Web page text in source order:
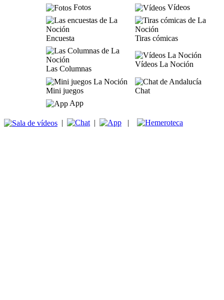
Fotos
Vídeos
Encuesta Tiras cómicas
Las Columnas
Vídeos La Noción
Mini juegos
Chat
App
| | |